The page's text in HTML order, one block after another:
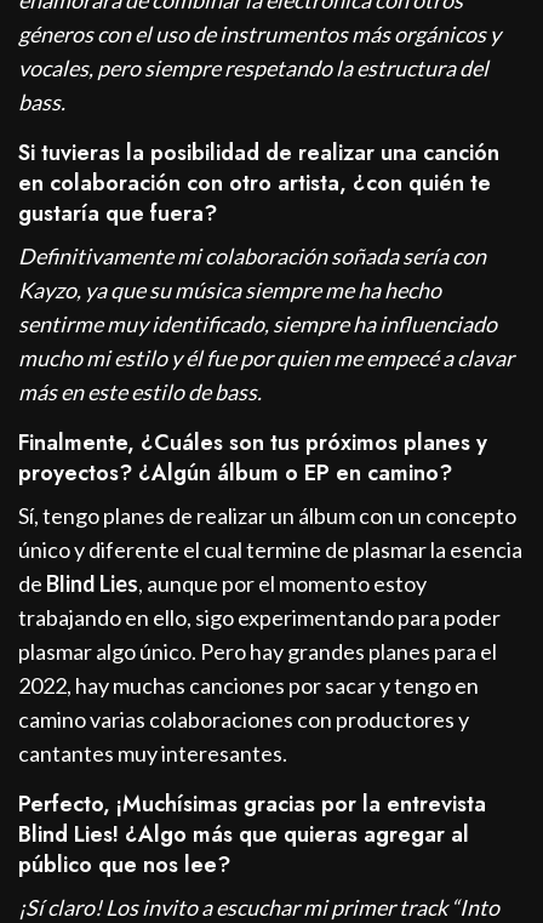
géneros con el uso de instrumentos más orgánicos y
vocales, pero siempre respetando la estructura del
bass.
Si tuvieras la posibilidad de realizar una canción
en colaboración con otro artista, ¿con quién te
gustaría que fuera?
Definitivamente mi colaboración soñada sería con
Kayzo, ya que su música siempre me ha hecho
sentirme muy identificado, siempre ha influenciado
mucho mi estilo y él fue por quien me empecé a clavar
más en este estilo de bass.
Finalmente, ¿Cuáles son tus próximos planes y
proyectos? ¿Algún álbum o EP en camino?
Sí, tengo planes de realizar un álbum con un concepto
único y diferente el cual termine de plasmar la esencia
de Blind Lies, aunque por el momento estoy
trabajando en ello, sigo experimentando para poder
plasmar algo único. Pero hay grandes planes para el
2022, hay muchas canciones por sacar y tengo en
camino varias colaboraciones con productores y
cantantes muy interesantes.
Perfecto, ¡Muchísimas gracias por la entrevista
Blind Lies! ¿Algo más que quieras agregar al
público que nos lee?
¡Sí claro! Los invito a escuchar mi primer track “Into